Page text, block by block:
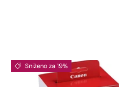
Sniženo za 19%